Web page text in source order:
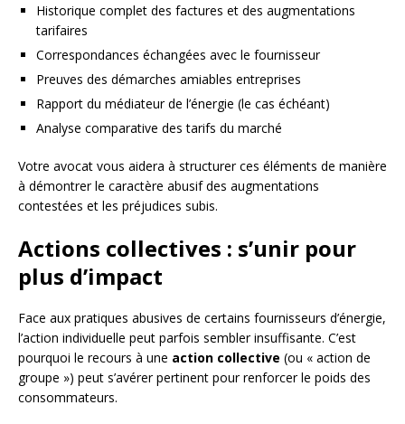
Historique complet des factures et des augmentations
tarifaires
Correspondances échangées avec le fournisseur
Preuves des démarches amiables entreprises
Rapport du médiateur de l’énergie (le cas échéant)
Analyse comparative des tarifs du marché
Votre avocat vous aidera à structurer ces éléments de manière
à démontrer le caractère abusif des augmentations
contestées et les préjudices subis.
Actions collectives : s’unir pour
plus d’impact
Face aux pratiques abusives de certains fournisseurs d’énergie,
l’action individuelle peut parfois sembler insuffisante. C’est
pourquoi le recours à une action collective (ou « action de
groupe ») peut s’avérer pertinent pour renforcer le poids des
consommateurs.